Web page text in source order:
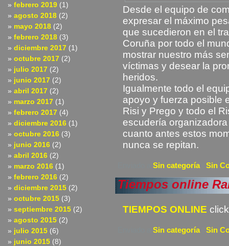
febrero 2019 (1)
agosto 2018 (2)
mayo 2018 (2)
febrero 2018 (3)
diciembre 2017 (1)
octubre 2017 (2)
julio 2017 (2)
junio 2017 (2)
abril 2017 (2)
marzo 2017 (1)
febrero 2017 (4)
diciembre 2016 (1)
octubre 2016 (3)
junio 2016 (2)
abril 2016 (2)
marzo 2016 (1)
febrero 2016 (2)
diciembre 2015 (2)
octubre 2015 (3)
septiembre 2015 (2)
agosto 2015 (2)
julio 2015 (6)
junio 2015 (8)
Desde el equipo de
expresar el máximo
que sucedieron en el
Coruña por todo el
mostrar nuestro más
víctimas y desear la
heridos.
Igualmente todo el
apoyo y fuerza posible
Risi y Prego y todo el
escudería
cuanto antes estos
nunca se repitan.
Sin categoría Sin
Tiempos online
TIEMPOS ONLINE
Sin categoría Sin